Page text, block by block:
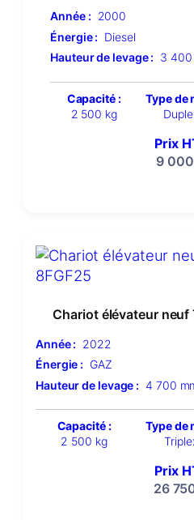
Année : 2000
Énergie : Diesel
Hauteur de levage : 3 400
Capacité :
2 500 kg
Type de
Prix
9 000
Chariot élévateur
Année : 2022
Énergie : GAZ
Hauteur de levage : 4 700
Capacité :
2 500 kg
Type de
Prix
26